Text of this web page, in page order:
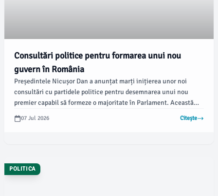
Consultări politice pentru formarea unui nou
guvern în România
Președintele Nicușor Dan a anunțat marți inițierea unor noi
consultări cu partidele politice pentru desemnarea unui nou
premier capabil să formeze o majoritate în Parlament. Această
decizie vine după ce Eugen Tomac și-a depus mandatul, iar Adrian
Veștea nu a reușit să adune voturile necesare.
07 Jul 2026 Citește
POLITICA